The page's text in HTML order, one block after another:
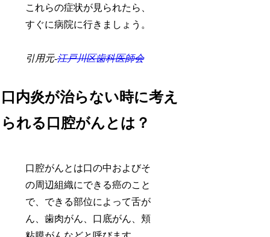
これらの症状が見られたら、
すぐに病院に行きましょう。
引用元-江戸川区歯科医師会
口内炎が治らない時に考え
られる口腔がんとは？
口腔がんとは口の中およびそ
の周辺組織にできる癌のこと
で、できる部位によって舌が
ん、歯肉がん、口底がん、頬